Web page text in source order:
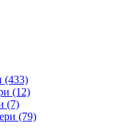
(433)
(12)
(7)
(79)